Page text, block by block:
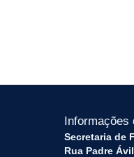
Informações
Secretaria de
Rua Padre